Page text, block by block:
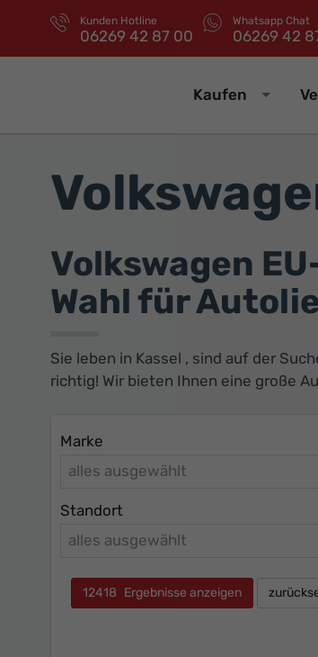
Kunden Hotline
06269 42 87 00
Whatsapp Chat
06269 42
Kaufen
Volkswagen
Wahl für
Sie leben in Kassel , sind auf der
richtig! Wir bieten Ihnen eine große
Marke
alles ausgewählt
Standort
alles ausgewählt
12418 Ergebnisse anzeigen